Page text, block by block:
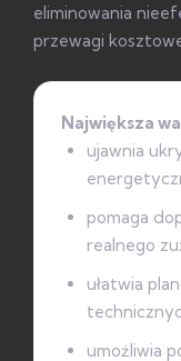
eliminowania
przewagi
Największa
ujawnia
pomaga
realnego
ułatwia
umożliwia